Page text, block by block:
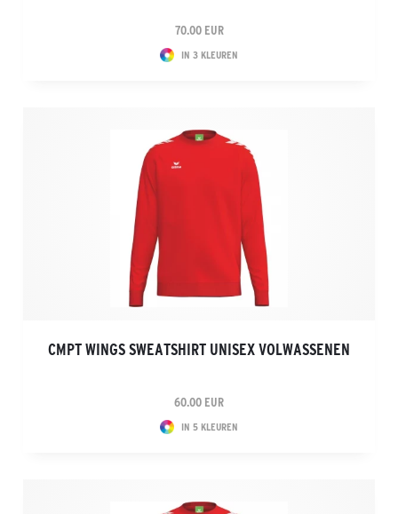
70.00 EUR
IN 3 KLEUREN
CMPT WINGS SWEATSHIRT UNISEX VOLWASSENEN
60.00 EUR
IN 5 KLEUREN